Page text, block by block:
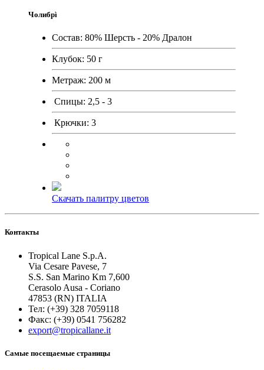
Чолибрì
Состав: 80% Шерсть - 20% Дралон
Клубок: 50 г
Метраж: 200 м
Спицы: 2,5 - 3
Крючки: 3
Скачать палитру цветов
Контакты
Tropical Lane S.p.A.
Via Cesare Pavese, 7
S.S. San Marino Km 7,600
Cerasolo Ausa - Coriano
47853 (RN) ITALIA
Тел: (+39) 328 7059118
Факс: (+39) 0541 756282
export@tropicallane.it
Самые посещаемые страницы